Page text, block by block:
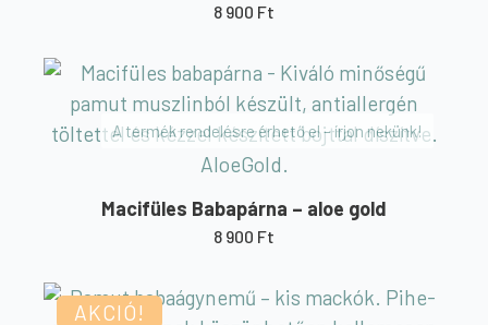
8 900 Ft
A termék rendelésre érhető el – írjon nekünk!
Macifüles Babapárna – aloe gold
8 900 Ft
AKCIÓ!